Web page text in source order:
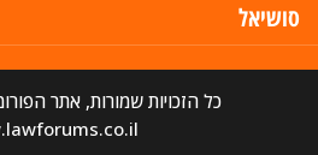
סושיאל
כל הזכויות שמורות, אתר